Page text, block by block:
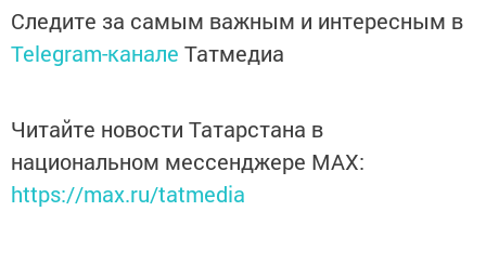
Следите за самым важным и интересным в
Telegram-канале Татмедиа
Читайте новости Татарстана в
национальном мессенджере MАХ:
https://max.ru/tatmedia